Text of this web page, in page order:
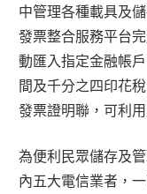
中管理各種載具及
發票整合服務平台
動匯入指定金融帳
間及千分之四印花
發票證明聯，可利
為便利民眾儲存及
內五大電信業者，